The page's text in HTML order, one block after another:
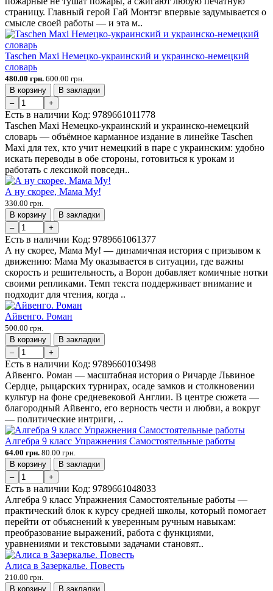
страницу. Главный герой Гай Монтэг впервые задумывается о
смысле своей работы — и эта м..
Taschen Maxi Немецко-украинский и украинско-немецкий
словарь
480.00 грн. 600.00 грн.
В корзину
В закладки
–
+
Есть в наличии Код: 9789661011778
Taschen Maxi Немецко-украинский и украинско-немецкий
словарь — объёмное карманное издание в линейке Taschen
Maxi для тех, кто учит немецкий в паре с украинским: удобно
искать переводы в обе стороны, готовиться к урокам и
работать с лексикой повседн..
А ну скорее, Мама Му!
330.00 грн.
В корзину
В закладки
–
+
Есть в наличии Код: 9789661061377
А ну скорее, Мама Му! — динамичная история с призывом к
движению: Мама Му оказывается в ситуации, где важны
скорость и решительность, а Ворон добавляет комичные нотки
своими репликами. Темп текста поддерживает внимание и
подходит для чтения, когда ..
Айвенго. Роман
500.00 грн.
В корзину
В закладки
–
+
Есть в наличии Код: 9789660103498
Айвенго. Роман — масштабная история о Ричарде Львиное
Сердце, рыцарских турнирах, осаде замков и столкновении
культур на фоне средневековой Англии. В центре сюжета —
благородный Айвенго, его верность чести и любви, а вокруг
— политические интриги, ..
Алгебра 9 класс Упражнения Самостоятельные работы
64.00 грн. 80.00 грн.
В корзину
В закладки
–
+
Есть в наличии Код: 9789661048033
Алгебра 9 класс Упражнения Самостоятельные работы —
практический блок к курсу средней школы, который помогает
перейти от объяснений к уверенным ручным навыкам:
преобразование выражений, работа с функциями,
уравнениями и текстовыми задачами становят..
Алиса в Зазеркалье. Повесть
210.00 грн.
В корзину
В закладки